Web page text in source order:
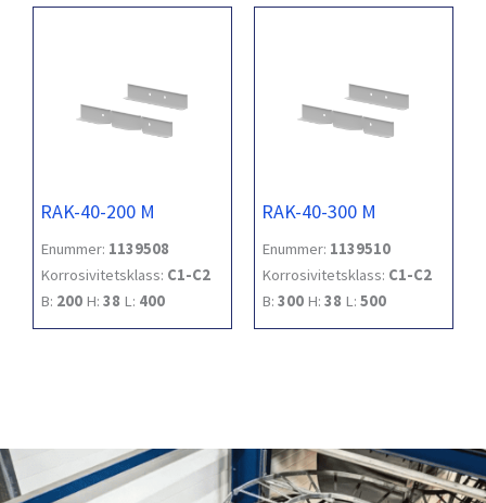
RAK-40-200 M
Enummer: 1139508
Korrosivitetsklass: C1-C2
B: 200 H: 38 L: 400
RAK-40-300 M
Enummer: 1139510
Korrosivitetsklass: C1-C2
B: 300 H: 38 L: 500